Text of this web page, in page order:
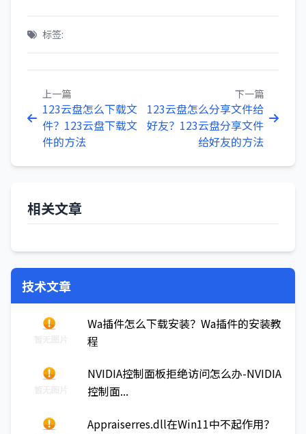
标签:
上一篇
123云盘怎么下载文
件？123云盘下载文
件的方法
下一篇
123云盘怎么分享文件给
好友？123云盘分享文件
给好友的方法
相关文章
技术文章
Wa插件怎么下载安装？Wa插件的安装教
程
NVIDIA控制面板拒绝访问怎么办-NVIDIA
控制面...
Appraiserres.dll在Win11中不起作用？